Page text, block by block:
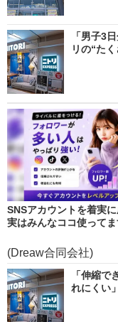
「男子3
リの“た
SNSアカウントを着実に
実はみんなココ使ってま
(Dreaw合同会社)
「伸縮で
れにくい